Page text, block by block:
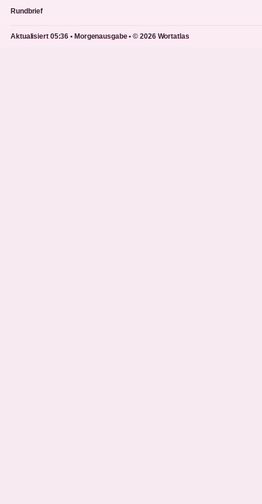
Rundbrief
Aktualisiert 05:36 • Morgenausgabe • © 2026 Wortatlas